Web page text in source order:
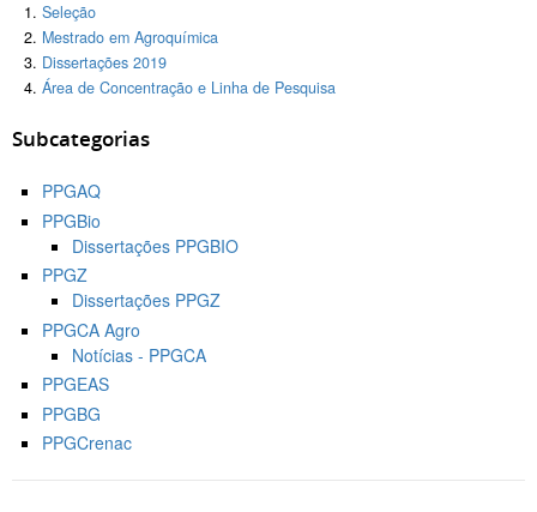
Seleção
Mestrado em Agroquímica
Dissertações 2019
Área de Concentração e Linha de Pesquisa
Subcategorias
PPGAQ
PPGBio
Dissertações PPGBIO
PPGZ
Dissertações PPGZ
PPGCA Agro
Notícias - PPGCA
PPGEAS
PPGBG
PPGCrenac